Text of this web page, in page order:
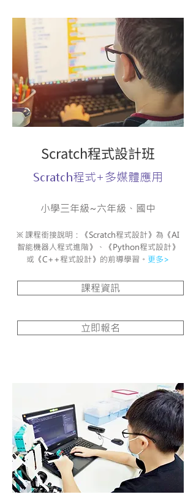
Scratch程式設計班
Scratch程式+多媒體應用
小學三年級~六年級、國中
※ 課程銜接說明：《Scratch程式設計》為《AI
智能機器人程式進階》、《Python程式設計》
或《C++程式設計》的前導學習。 更多>
課程資訊
立即報名